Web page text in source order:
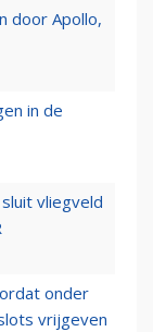
door Apollo,
in de
vliegveld
onder
vrijgeven